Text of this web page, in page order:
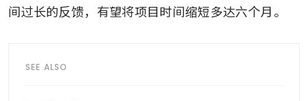
间过长的反馈，有望将项目时间缩短多达六个月。
SEE ALSO